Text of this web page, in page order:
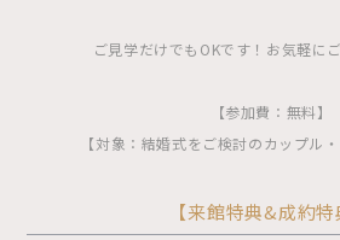
ご見学だけでもOKです！お気軽に
【参加費：無料】
【対象：結婚式をご検討のカップル
【来館特典&成約特